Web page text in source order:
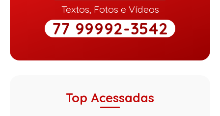
Textos, Fotos e Vídeos
77 99992-3542
Top Acessadas